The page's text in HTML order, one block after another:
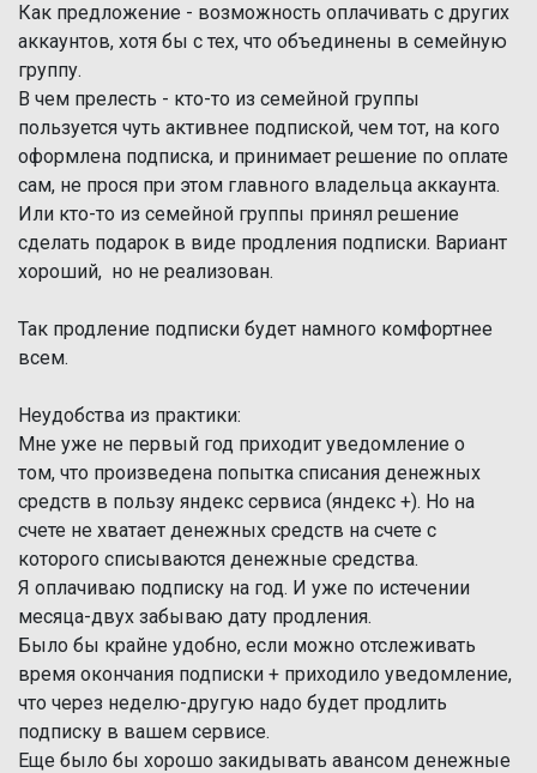
Как предложение - возможность оплачивать с других
аккаунтов, хотя бы с тех, что объединены в семейную
группу.
В чем прелесть - кто-то из семейной группы
пользуется чуть активнее подпиской, чем тот, на кого
оформлена подписка, и принимает решение по оплате
сам, не прося при этом главного владельца аккаунта.
Или кто-то из семейной группы принял решение
сделать подарок в виде продления подписки. Вариант
хороший, но не реализован.
Так продление подписки будет намного комфортнее
всем.
Неудобства из практики:
Мне уже не первый год приходит уведомление о
том, что произведена попытка списания денежных
средств в пользу яндекс сервиса (яндекс +). Но на
счете не хватает денежных средств на счете с
которого списываются денежные средства.
Я оплачиваю подписку на год. И уже по истечении
месяца-двух забываю дату продления.
Было бы крайне удобно, если можно отслеживать
время окончания подписки + приходило уведомление,
что через неделю-другую надо будет продлить
подписку в вашем сервисе.
Еще было бы хорошо закидывать авансом денежные